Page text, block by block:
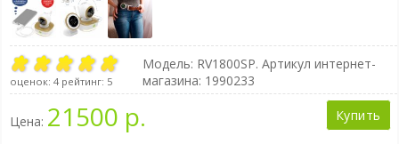
оценок: 4рейтинг: 5
Модель: RV1800SP. Артикул интернет-
магазина: 1990233
Цена: 21500 р. Купить